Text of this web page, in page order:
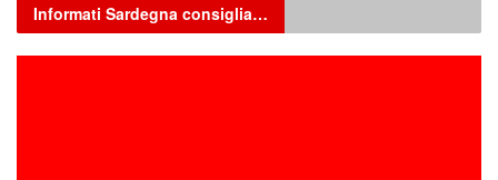
Informati Sardegna consiglia…